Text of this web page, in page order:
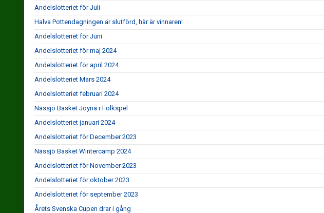
Andelslotteriet för Juli
Halva Pottendagningen är slutförd, här är vinnaren!
Andelslotteriet för Juni
Andelslotteriet för maj 2024
Andelslotteriet för april 2024
Andelslotteriet Mars 2024
Andelslotteriet februari 2024
Nässjö Basket Joyna:r Folkspel
Andelslotteriet januari 2024
Andelslotteriet för December 2023
Nässjö Basket Wintercamp 2024
Andelslotteriet för November 2023
Andelslotteriet för oktober 2023
Andelslotteriet för september 2023
Årets Svenska Cupen drar i gång